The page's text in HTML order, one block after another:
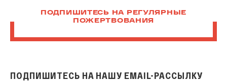
ПОДПИШИТЕСЬ НА РЕГУЛЯРНЫЕ
ПОЖЕРТВОВАНИЯ
ПОДПИШИТЕСЬ НА НАШУ EMAIL-РАССЫЛКУ